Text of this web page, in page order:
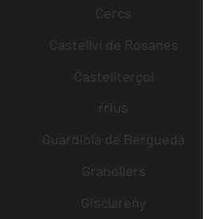
Cercs
Castellví de Rosanes
Castellterçol
rrius
Guardiola de Berguedà
Granollers
Gisclareny